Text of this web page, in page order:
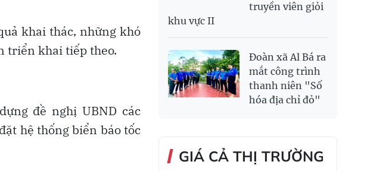
khai thác, những khó
triển khai tiếp theo.
đề nghị UBND các
hệ thống biển báo tốc
truyền viên giỏi
khu vực II
Đoàn xã Al Bá ra
mắt công trình
thanh niên "Số
hóa địa chỉ đỏ"
GIÁ CẢ THỊ TRƯỜNG